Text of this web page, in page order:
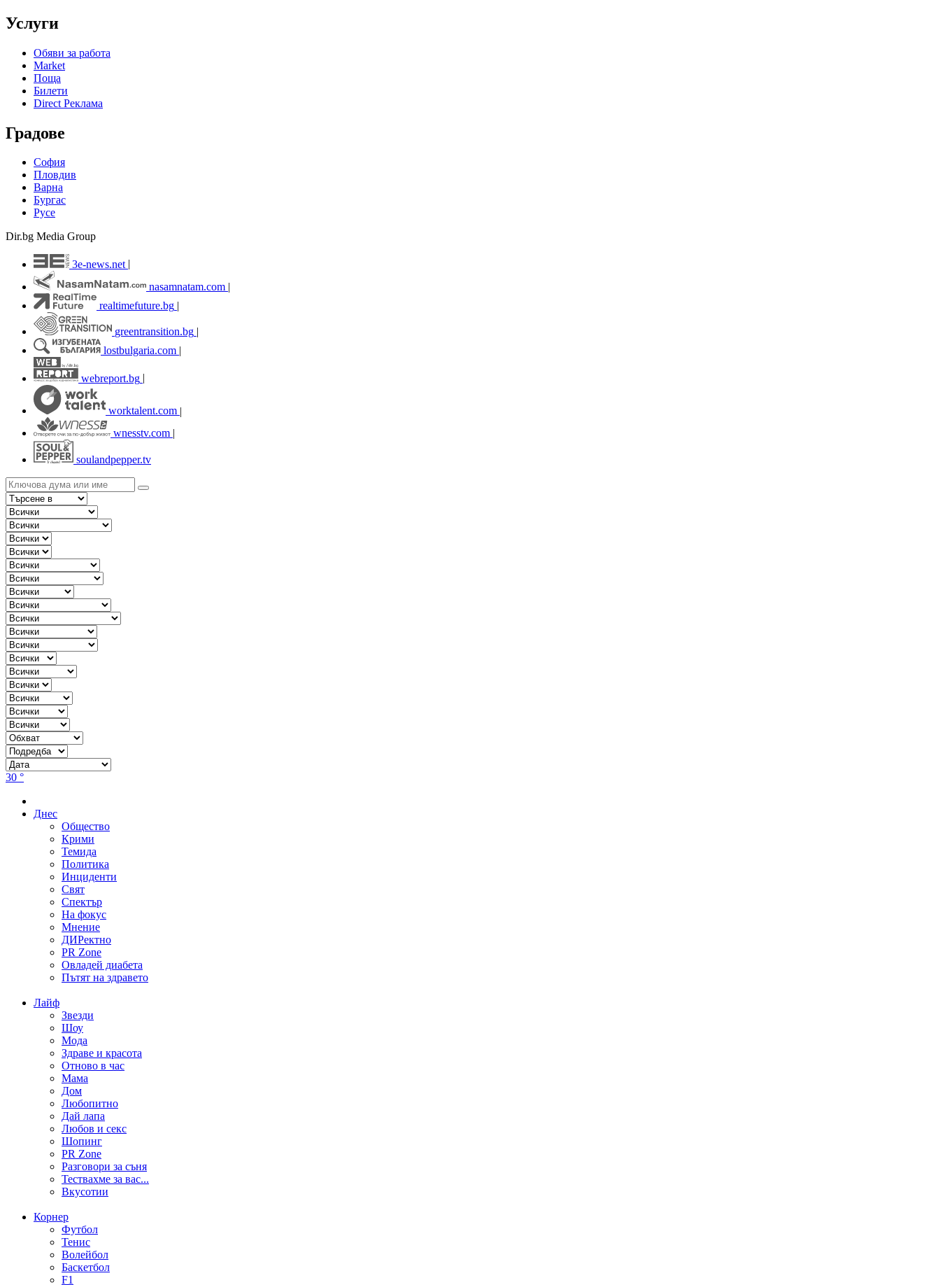
Услуги
Обяви за работа
Market
Поща
Билети
Direct Реклама
Градове
София
Пловдив
Варна
Бургас
Русе
Dir.bg Media Group
3e-news.net
nasamnatam.com |
realtimefuture.bg |
greentransition.bg |
lostbulgaria.com |
webreport.bg
worktalent.com |
wnesstv.com |
soulandpepper.tv
30 °
Днес
Общество
Крими
Темида
Политика
Инциденти
Свят
Спектър
На фокус
Мнение
ДИРектно
PR Zone
Овладей диабета
Пътят на здравето
Лайф
Звезди
Шоу
Мода
Здраве и красота
Отново в час
Мама
Дом
Любопитно
Дай лапа
Любов и секс
Шопинг
PR Zone
Разговори за съня
Тествахме за вас...
Вкусотии
Корнер
Футбол
Тенис
Волейбол
Баскетбол
F1